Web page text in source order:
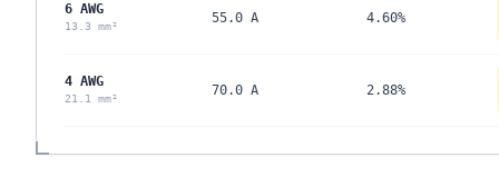
6 AWG
13.3 mm²
55.0 A 4.60%
4 AWG
21.1 mm²
70.0 A 2.88%